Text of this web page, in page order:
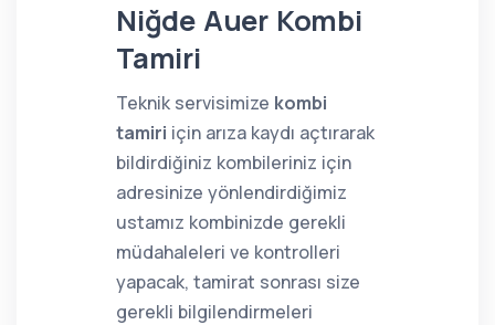
Niğde Auer Kombi
Tamiri
Teknik servisimize kombi
tamiri için arıza kaydı açtırarak
bildirdiğiniz kombileriniz için
adresinize yönlendirdiğimiz
ustamız kombinizde gerekli
müdahaleleri ve kontrolleri
yapacak, tamirat sonrası size
gerekli bilgilendirmeleri